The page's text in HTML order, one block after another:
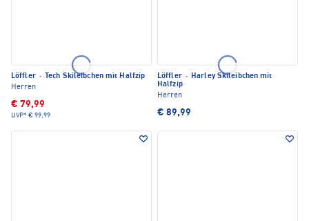
Löffler ·
Tech Skileibchen mit Halfzip
Herren
€ 79,99
UVP* € 99,99
Löffler · Harley Skileibchen mit
Halfzip
Herren
€ 89,99